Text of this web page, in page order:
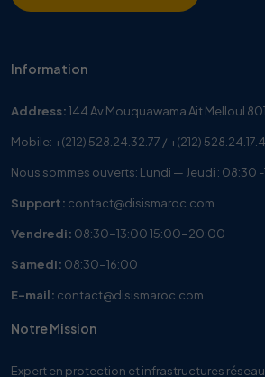
Information
Address:144 Av.Mouquawama Ait Melloul
Mobile: +(212) 528.24.32.77 / +(212)
Nous sommes ouverts: Lundi — Jeudi : 08:30
Support: contact@disismaroc.com
Vendredi: 08:30-13:00 15:00-20:00
Samedi: 08:30-16:00
E-mail: contact@disismaroc.com
Notre Mission
Expert en protection et infrastructures